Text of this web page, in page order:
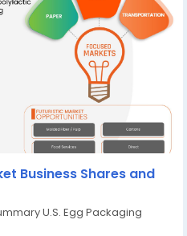
Business Shares and
U.S. Egg Packaging